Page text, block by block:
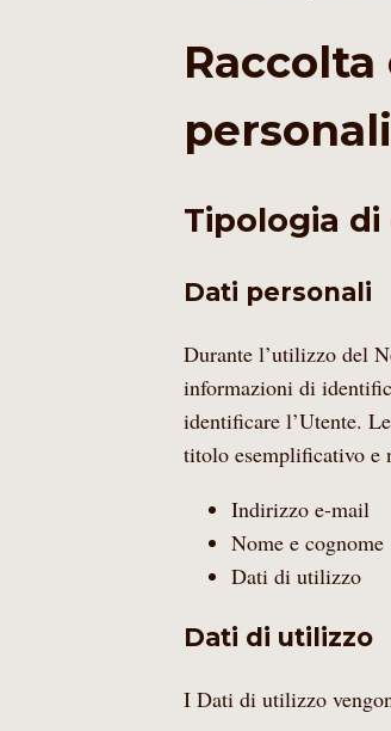
personali
Tipologia
Dati personali
Durante l’utilizzo del
informazioni di
identificare l’Utente.
titolo esemplificativo e
Indirizzo e-mail
Nome e cognome
Dati di utilizzo
Dati di utilizzo
I Dati di utilizzo